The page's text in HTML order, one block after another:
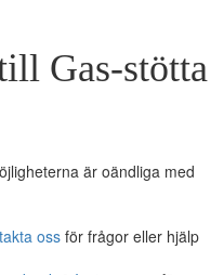
Gas-stötta
är oändliga med
oss för frågor eller hjälp